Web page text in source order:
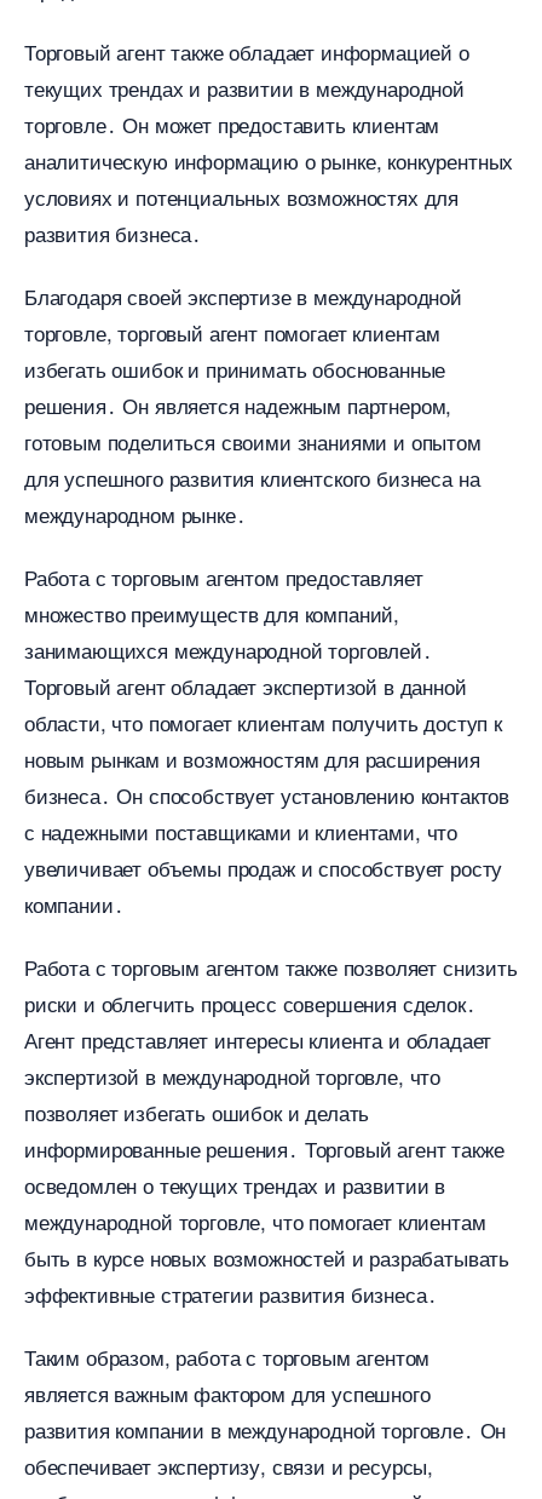
Торговый агент также обладает информацией о
текущих трендах и развитии в международной
торговле․ Он может предоставить клиентам
аналитическую информацию о рынке, конкурентных
условиях и потенциальных возможностях для
развития бизнеса․
Благодаря своей экспертизе в международной
торговле, торговый агент помогает клиентам
избегать ошибок и принимать обоснованные
решения․ Он является надежным партнером,
отовым поделиться своими знаниями и опытом
для успешного развития клиентского бизнеса на
международном рынке․
Работа с торговым агентом предоставляет
множество преимуществ для компаний,
занимающихся международной торговлей․
Торговый агент обладает экспертизой в данной
области, что помогает клиентам получить доступ к
новым рынкам и возможностям для расширения
изнеса․ Он способствует установлению контакто
с надежными поставщиками и клиентами, что
увеличивает объемы продаж и способствует росту
компании․
Работа с торговым агентом также позволяет снизить
риски и облегчить процесс совершения сделок․
Агент представляет интересы клиента и обладает
экспертизой в международной торговле, что
позволяет избегать ошибок и делать
информированные решения․ Торговый агент также
осведомлен о текущих трендах и развитии
международной торговле, что помогает клиентам
ыть в курсе новых возможностей и разрабатывать
эффективные стратегии развития бизнеса․
Таким образом, работа с торговым агентом
является важным фактором для успешного
развития компании в международной торговле․ Он
обеспечивает экспертизу, связи и ресурсы,